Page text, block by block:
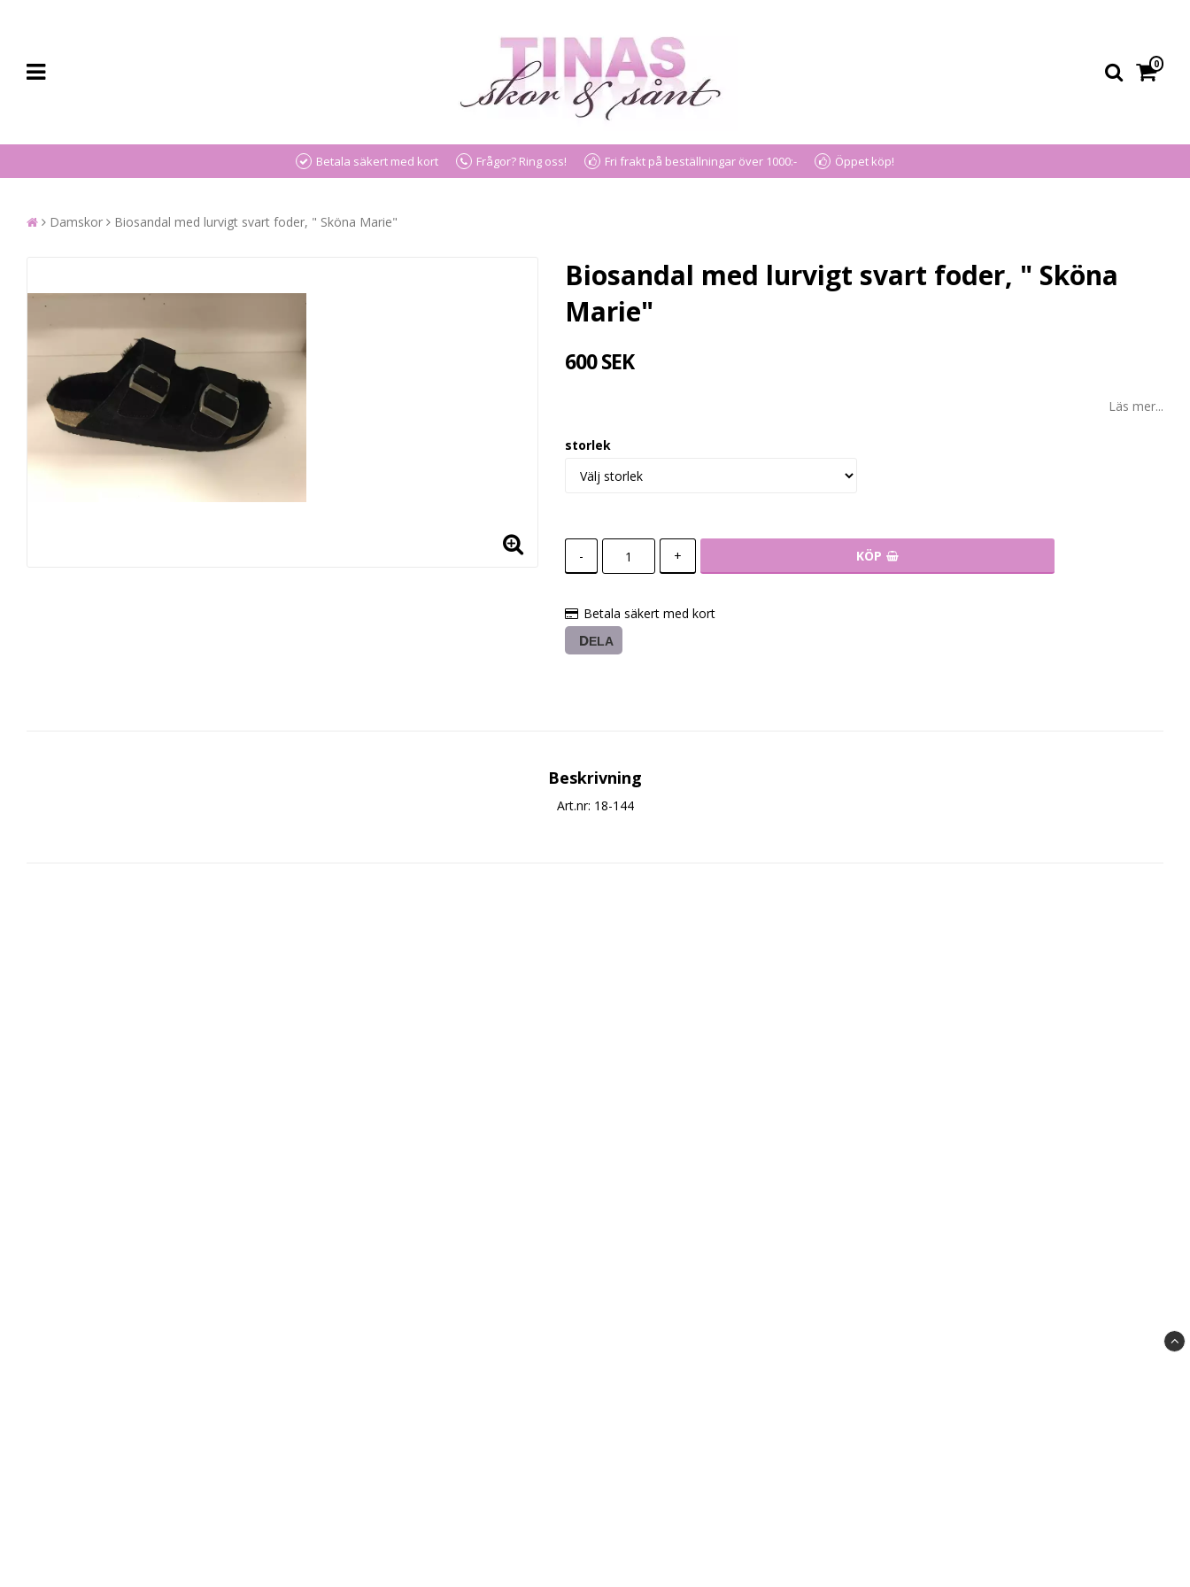
0
Betala säkert med kort Frågor? Ring oss! Fri frakt på beställningar över 1000:- Öppet köp!
Damskor Biosandal med lurvigt svart foder, " Sköna Marie"
Biosandal med lurvigt svart foder, " Sköna
Marie"
600 SEK
Läs mer...
storlek
- + KÖP
Betala säkert med kort
DELA
Beskrivning
Art.nr: 18-144